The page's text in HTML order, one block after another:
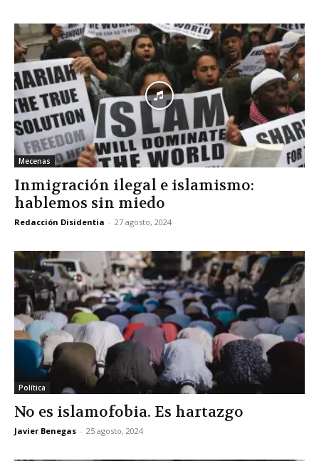
Mecenas
Inmigración ilegal e islamismo:
hablemos sin miedo
Redacción Disidentia - 27 agosto, 2024
Política
No es islamofobia. Es hartazgo
Javier Benegas - 25 agosto, 2024